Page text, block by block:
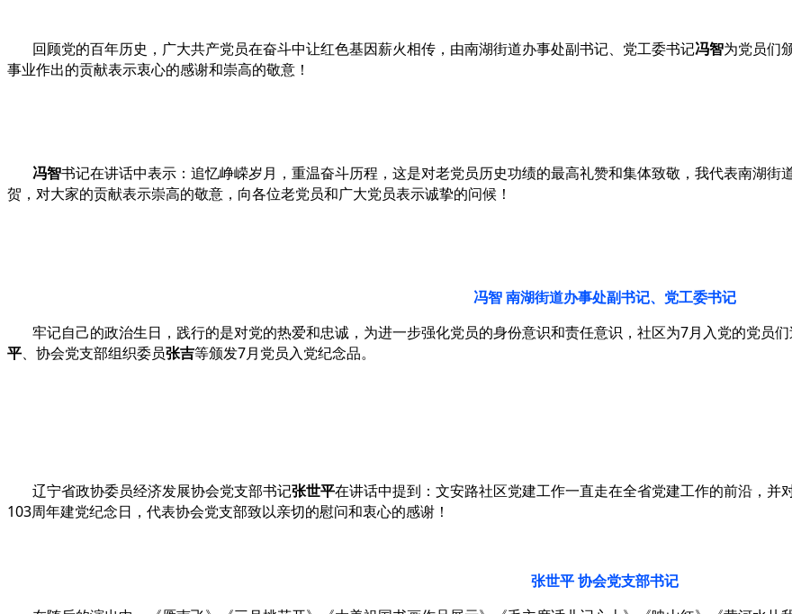
回顾党的百年历史，广大共产党员在奋斗中让红色基因薪火相传，由南湖街道办事处副书记、党工委书记冯智为党员们
事业作出的贡献表示衷心的感谢和崇高的敬意！
冯智书记在讲话中表示：追忆峥嵘岁月，重温奋斗历程，这是对老党员历史功绩的最高礼赞和集体致敬，我代表南湖街
贺，对大家的贡献表示崇高的敬意，向各位老党员和广大党员表示诚挚的问候！
冯智 南湖街道办事处副书记、党工委书记
牢记自己的政治生日，践行的是对党的热爱和忠诚，为进一步强化党员的身份意识和责任意识，社区为7月入党的党员
平、协会党支部组织委员张吉等颁发7月党员入党纪念品。
辽宁省政协委员经济发展协会党支部书记张世平在讲话中提到：文安路社区党建工作一直走在全省党建工作的前沿，
103周年建党纪念日，代表协会党支部致以亲切的慰问和衷心的感谢！
张世平协会党支部书记